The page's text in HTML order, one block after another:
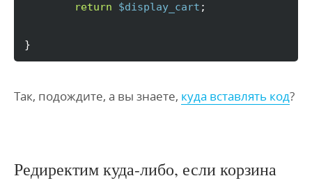
return
$display_cart ;
}
Так, подождите, а вы знаете, куда вставлять код?
Редиректим куда-либо, если корзина